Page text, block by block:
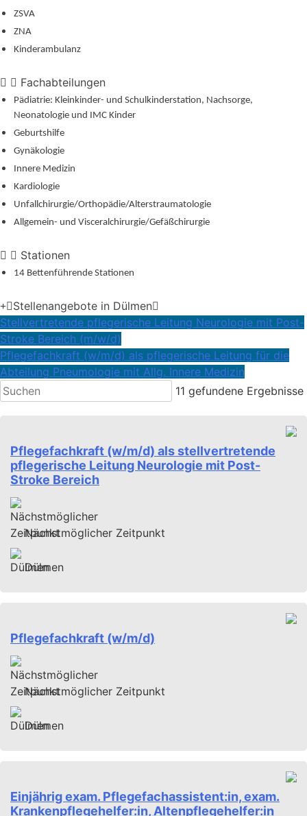
ZSVA
ZNA
Kinderambulanz
Fachabteilungen
Pädiatrie: Kleinkinder- und Schulkinderstation, Nachsorge,
Neonatologie und IMC Kinder
Geburtshilfe
Gynäkologie
Innere Medizin
Kardiologie
Unfallchirurgie/Orthopädie/Alterstraumatologie
Allgemein- und Visceralchirurgie/Gefäßchirurgie
Stationen
14 Bettenführende Stationen
Stellenangebote in Dülmen
Stellvertretende pflegerische Leitung Neurologie mit Post-
Stroke Bereich (m/w/d)
Pflegefachkraft (w/m/d) als pflegerische Leitung für die
Abteilung Pneumologie mit Allg. Innere Medizin
11 gefundene Ergebnisse
Pflegefachkraft (w/m/d) als stellvertretende
pflegerische Leitung Neurologie mit Post-
Stroke Bereich
Nächstmöglicher Zeitpunkt
Dülmen
Pflegefachkraft (w/m/d)
Nächstmöglicher Zeitpunkt
Dülmen
Einjährig exam. Pflegefachassistent:in, exam.
Krankenpflegehelfer:in, Altenpflegehelfer:in